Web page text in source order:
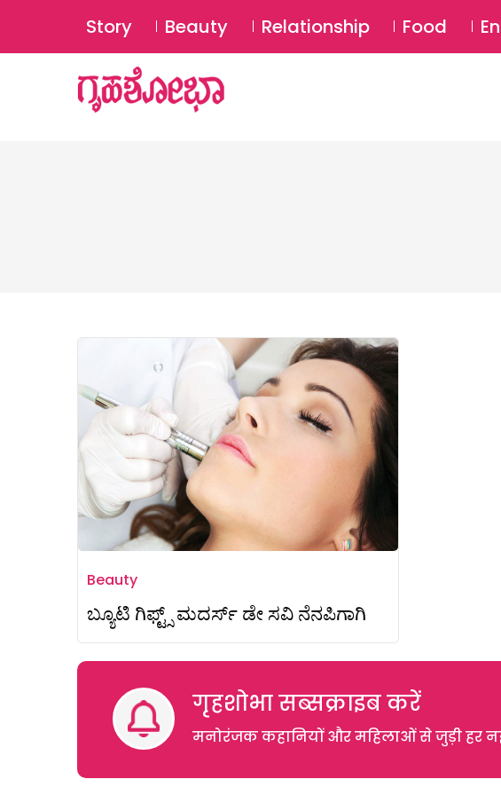
Story Beauty Relationship Food
Beauty
ಬ್ಯೂಟಿ ಗಿಫ್ಟ್ಸ್ ಮದರ್ಸ್‌ ಡೇ ಸವಿ ನೆನಪಿಗಾಗಿ
गृहशोभा सब्सक्राइब करें
मनोरंजक कहानियों और महिलाओं से जुड़ी हर